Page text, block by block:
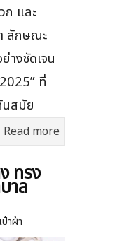
ก และ
ลักษณะ
างชัดเจน
ที่
นสมัย
Read more
ทรง
าล
าผ้า